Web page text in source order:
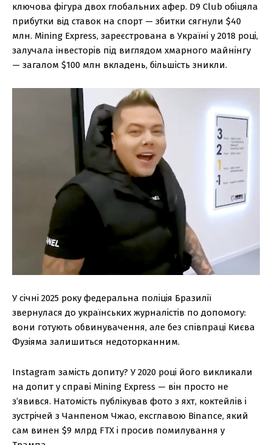
ключова фігура двох глобальних афер. D9 Club обіцяла
прибутки від ставок на спорт — збитки сягнули $40
млн. Mining Express, зареєстрована в Україні у 2018 році,
залучала інвесторів під виглядом хмарного майнінгу
— загалом $100 млн вкладень, більшість зникли.
У січні 2025 року федеральна поліція Бразилії
звернулася до українських журналістів по допомогу:
вони готують обвинувачення, але без співпраці Києва
Фузіяма залишиться недоторканним.
Instagram замість допиту? У 2020 році його викликали
на допит у справі Mining Express — він просто не
з’явився. Натомість публікував фото з яхт, коктейлів і
зустрічей з Чанпеном Чжао, ексглавою Binance, який
сам винен $9 млрд FTX і просив помилування у